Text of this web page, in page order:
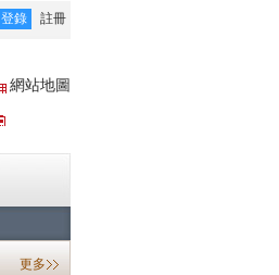
登錄 註冊
網站地圖
更多